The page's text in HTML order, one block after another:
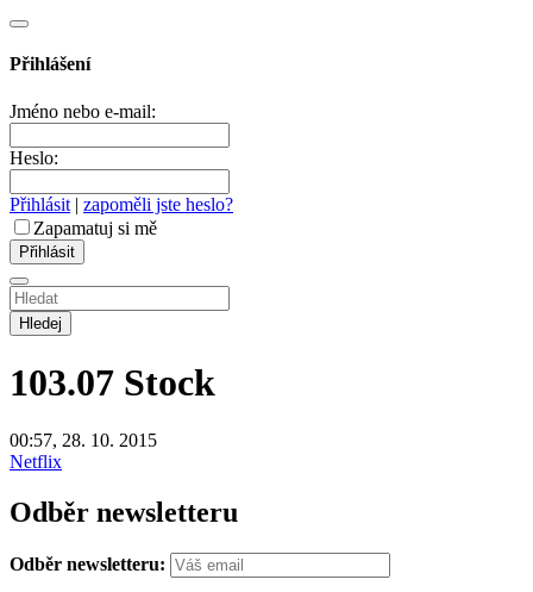
Přihlášení
Jméno nebo e-mail:
Heslo:
Přihlásit | zapoměli jste heslo?
Zapamatuj si mě
Hledej
103.07 Stock
00:57, 28. 10. 2015
Netflix
Odběr newsletteru
Odběr newsletteru: